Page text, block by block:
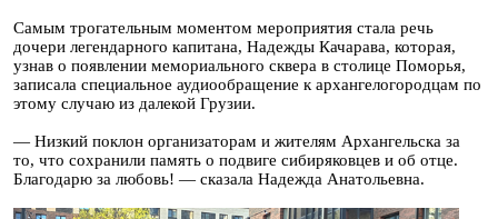
Самым трогательным моментом мероприятия стала речь
дочери легендарного капитана, Надежды Качарава, которая,
узнав о появлении мемориального сквера в столице Поморья,
записала специальное аудиообращение к архангелогородцам по
этому случаю из далекой Грузии.
— Низкий поклон организаторам и жителям Архангельска за
то, что сохранили память о подвиге сибиряковцев и об отце.
Благодарю за любовь! — сказала Надежда Анатольевна.